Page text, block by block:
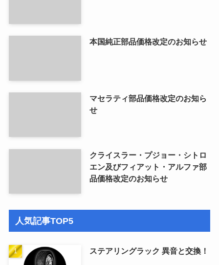
本国純正部品価格改定のお知らせ
マセラティ部品価格改定のお知ら
せ
クライスラー・プジョー・シトロ
エン及びフィアット・アルファ部
品価格改定のお知らせ
人気記事TOP5
ステアリングラック 異音と交換！